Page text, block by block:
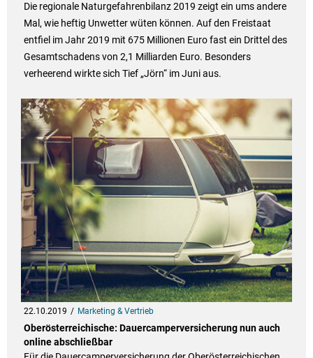
Die regionale Naturgefahrenbilanz 2019 zeigt ein ums andere
Mal, wie heftig Unwetter wüten können. Auf den Freistaat
entfiel im Jahr 2019 mit 675 Millionen Euro fast ein Drittel des
Gesamtschadens von 2,1 Milliarden Euro. Besonders
verheerend wirkte sich Tief „Jörn“ im Juni aus.
22.10.2019 Marketing & Vertrieb
Oberösterreichische: Dauercamperversicherung nun auch
online abschließbar